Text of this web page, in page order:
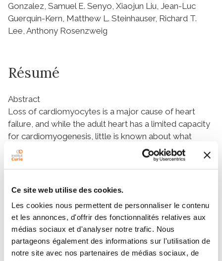
Ce site web utilise des cookies.
Les cookies nous permettent de personnaliser le contenu
et les annonces, d'offrir des fonctionnalités relatives aux
médias sociaux et d'analyser notre trafic. Nous
partageons également des informations sur l'utilisation de
notre site avec nos partenaires de médias sociaux, de
Gonzalez, Samuel E. Senyo, Xiaojun Liu, Jean-Luc
Guerquin-Kern, Matthew L. Steinhauser, Richard T.
Lee, Anthony Rosenzweig
Résumé
Abstract
Loss of cardiomyocytes is a major cause of heart
failure, and while the adult heart has a limited capacity
for cardiomyogenesis, little is known about what
regulates this ability or whether it can be effectively
harnessed. Here we show that 8 weeks of running
adult mice (~4.6-fold). New cardiomyocytes are
multi-isotope imaging mass spectrometry (MIMS) and
on being mononucleate/diploid. Furthermore, we
demonstrate that exercise after myocardial infarction
induces a robust cardiomyogenic response in an